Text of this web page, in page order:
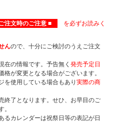
注文時のご注意 ■
を必ずお読みく
んので、十分にご検討のうえご注文
在の情報です。予告無く 発売予定日
格が変更となる場合がございます。
を使用している場合もあり 実際の商
終了となります。せひ、お早目のご
。
るカレンダーは祝祭日等の表記が日